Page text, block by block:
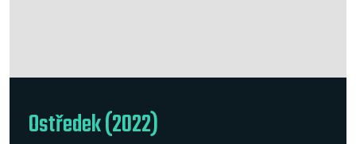
Ostředek (2022)